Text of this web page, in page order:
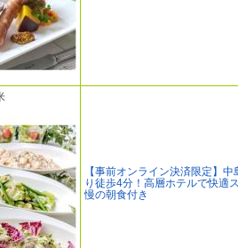
【事前オンライン決済限定】
り徒歩4分！高層ホテルで快適
慢の朝食付き